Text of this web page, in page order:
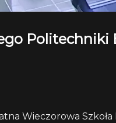
Politechniki
Wieczorowa Szkoła